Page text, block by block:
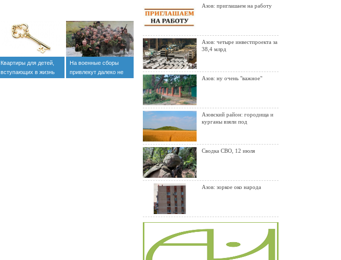
Квартиры для детей,
вступающих в жизнь
На военные сборы
привлекут далеко не
Азов: приглашаем на работу
Азов: четыре инвестпроекта за
38,4 млрд
Азов: ну очень "важное"
Азовский район: городища и
курганы взяли под
Сводка СВО, 12 июля
Азов: зоркое око народа